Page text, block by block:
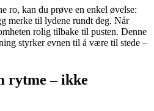
ro, kan du prøve en enkel øvelse:
merke til lydene rundt deg. Når
rolig tilbake til pusten. Denne
styrker evnen til å være til stede –
rytme – ikke